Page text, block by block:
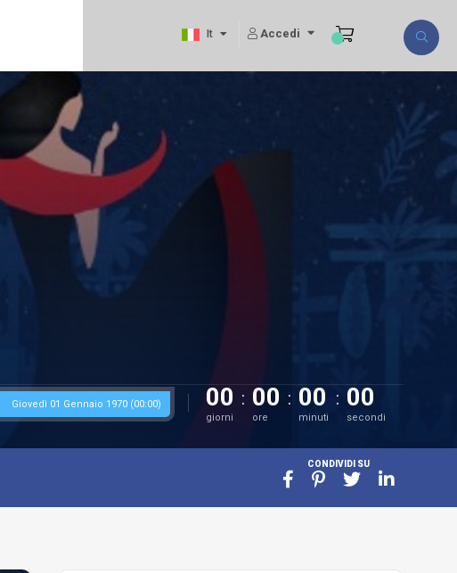
Accedi
It
00
giorni
00
ore
00
minuti
00
secondi
Giovedì 01 Gennaio 1970 (00:00)
CONDIVIDI SU